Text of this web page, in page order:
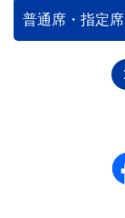
普通席・指定